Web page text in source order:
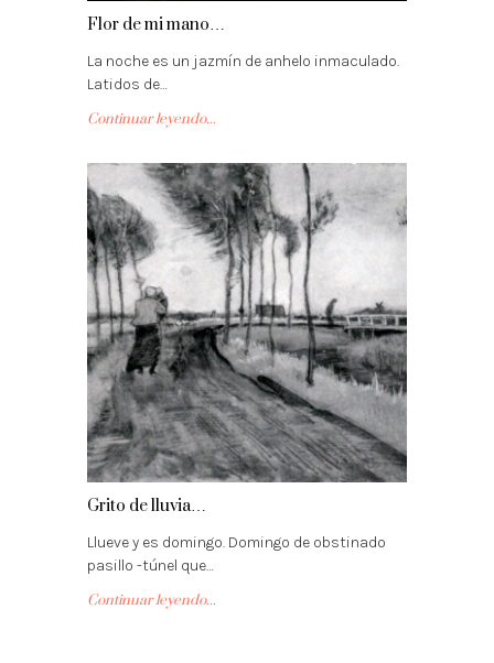
Flor de mi mano…
La noche es un jazmín de anhelo inmaculado.
Latidos de…
Continuar leyendo...
Grito de lluvia…
Llueve y es domingo. Domingo de obstinado
pasillo -túnel que…
Continuar leyendo...